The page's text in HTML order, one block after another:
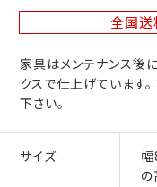
全国送
家具はメンテナンス後
クスで仕上げています。
下さい。
サイズ
の